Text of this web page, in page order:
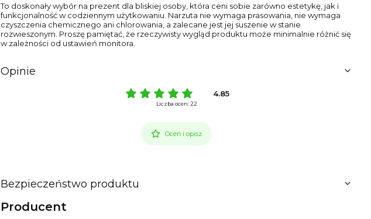
To doskonały wybór na prezent dla bliskiej osoby, która ceni sobie zarówno estetykę, jak i
funkcjonalność w codziennym użytkowaniu. Narzuta nie wymaga prasowania, nie wymaga
czyszczenia chemicznego ani chlorowania, a zalecane jest jej suszenie w stanie
rozwieszonym. Proszę pamiętać, że rzeczywisty wygląd produktu może minimalnie różnić się
w zależności od ustawień monitora.
Opinie
4.85
Liczba ocen: 22
Oceń i opisz
Bezpieczeństwo produktu
Producent